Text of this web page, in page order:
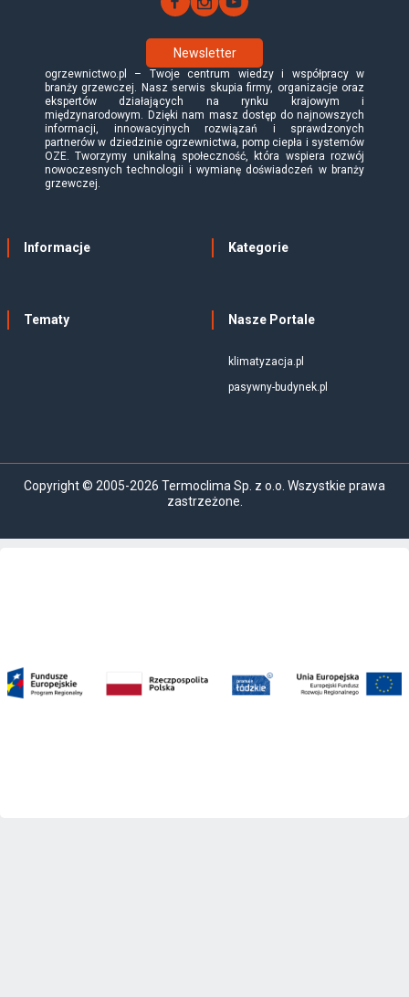
Newsletter
ogrzewnictwo.pl – Twoje centrum wiedzy i współpracy w
branży grzewczej. Nasz serwis skupia firmy, organizacje oraz
ekspertów działających na rynku krajowym i
międzynarodowym. Dzięki nam masz dostęp do najnowszych
informacji, innowacyjnych rozwiązań i sprawdzonych
partnerów w dziedzinie ogrzewnictwa, pomp ciepła i systemów
OZE. Tworzymy unikalną społeczność, która wspiera rozwój
nowoczesnych technologii i wymianę doświadczeń w branży
grzewczej.
Informacje Kategorie
Tematy Nasze Portale
klimatyzacja.pl
pasywny-budynek.pl
Copyright © 2005-2026 Termoclima Sp. z o.o. Wszystkie prawa
zastrzeżone.